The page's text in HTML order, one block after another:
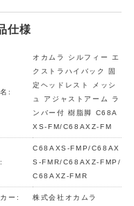
仕様
:
オカムラ シルフィー エ
クストラハイバック 固
定ヘッドレスト メッシ
ュ アジャストアーム ラ
ンバー付 樹脂脚 C68A
XS-FM/C68AXZ-FM
C68AXS-FMP/C68AX
S-FMR/C68AXZ-FMP/
C68AXZ-FMR
ー: 株式会社オカムラ